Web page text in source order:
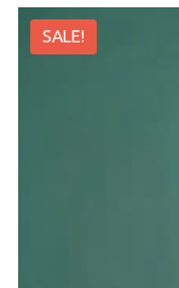
SALE!